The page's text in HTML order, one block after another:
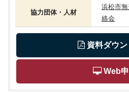
協力団体・人材
浜松市
絡会
資料ダウ
Web